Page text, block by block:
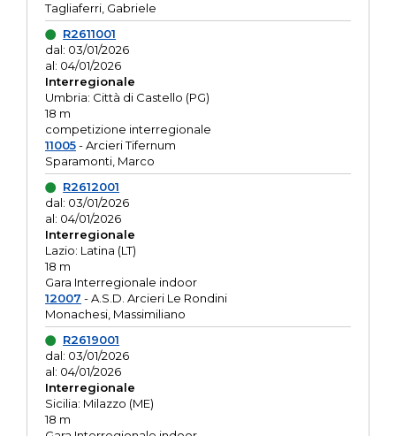
Tagliaferri, Gabriele
R2611001
dal: 03/01/2026
al: 04/01/2026
Interregionale
Umbria: Città di Castello (PG)
18 m
competizione interregionale
11005- Arcieri Tifernum
Sparamonti, Marco
R2612001
dal: 03/01/2026
al: 04/01/2026
Interregionale
Lazio: Latina (LT)
18 m
Gara Interregionale indoor
12007 - A.S.D. Arcieri Le Rondini
Monachesi, Massimiliano
R2619001
dal: 03/01/2026
al: 04/01/2026
Interregionale
Sicilia: Milazzo (ME)
18 m